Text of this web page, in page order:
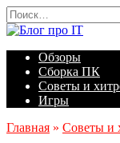
Перейти
к
содержанию
Search
for:
Обзоры
Сборка ПК
Советы и
Игры
Главная » Советы и